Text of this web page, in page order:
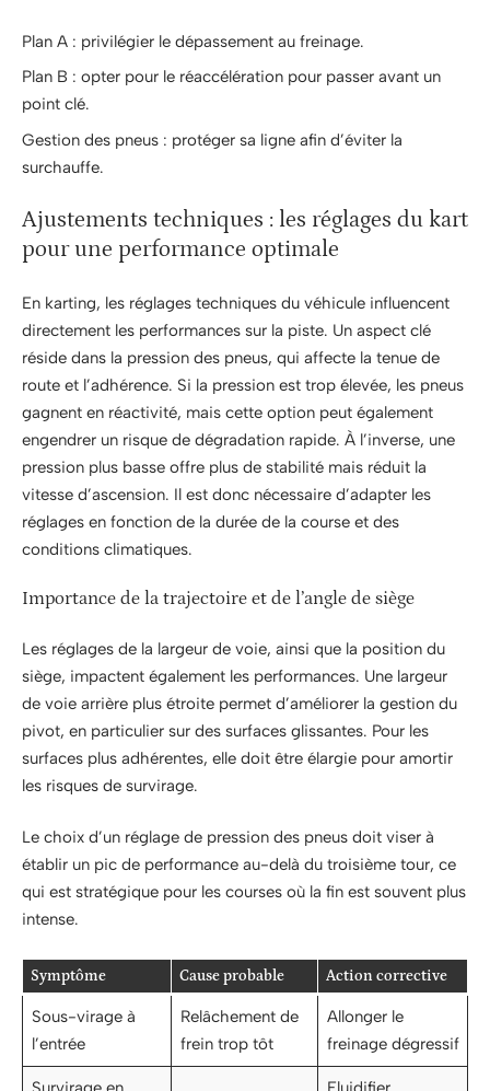
Plan A : privilégier le dépassement au freinage.
Plan B : opter pour le réaccélération pour passer avant un
point clé.
Gestion des pneus : protéger sa ligne afin d’éviter la
surchauffe.
Ajustements techniques : les réglages du kart
pour une performance optimale
En karting, les réglages techniques du véhicule influencent
directement les performances sur la piste. Un aspect clé
réside dans la pression des pneus, qui affecte la tenue de
route et l’adhérence. Si la pression est trop élevée, les pneus
gagnent en réactivité, mais cette option peut également
engendrer un risque de dégradation rapide. À l’inverse, une
pression plus basse offre plus de stabilité mais réduit la
vitesse d’ascension. Il est donc nécessaire d’adapter les
réglages en fonction de la durée de la course et des
conditions climatiques.
Importance de la trajectoire et de l’angle de siège
Les réglages de la largeur de voie, ainsi que la position du
siège, impactent également les performances. Une largeur
de voie arrière plus étroite permet d’améliorer la gestion du
pivot, en particulier sur des surfaces glissantes. Pour les
surfaces plus adhérentes, elle doit être élargie pour amortir
les risques de survirage.
Le choix d’un réglage de pression des pneus doit viser à
établir un pic de performance au-delà du troisième tour, ce
qui est stratégique pour les courses où la fin est souvent plus
intense.
Symptôme Cause probable Action corrective
Sous-virage à
l’entrée
Relâchement de
frein trop tôt
Allonger le
freinage dégressif